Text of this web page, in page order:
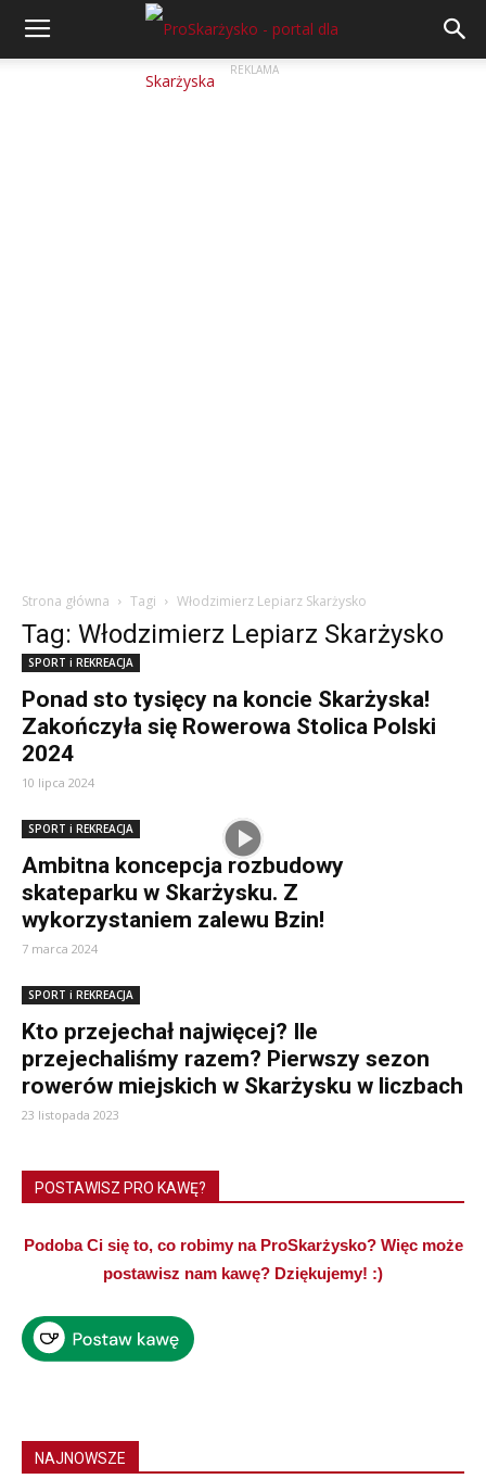
REKLAMA
Strona główna Tagi Włodzimierz Lepiarz Skarżysko
Tag: Włodzimierz Lepiarz Skarżysko
SPORT i REKREACJA
Ponad sto tysięcy na koncie Skarżyska!
Zakończyła się Rowerowa Stolica Polski
2024
10 lipca 2024
SPORT i REKREACJA
Ambitna koncepcja rozbudowy
skateparku w Skarżysku. Z
wykorzystaniem zalewu Bzin!
7 marca 2024
SPORT i REKREACJA
Kto przejechał najwięcej? Ile
przejechaliśmy razem? Pierwszy sezon
rowerów miejskich w Skarżysku w liczbach
23 listopada 2023
POSTAWISZ PRO KAWĘ?
Podoba Ci się to, co robimy na ProSkarżysko? Więc może
postawisz nam kawę? Dziękujemy! :)
NAJNOWSZE